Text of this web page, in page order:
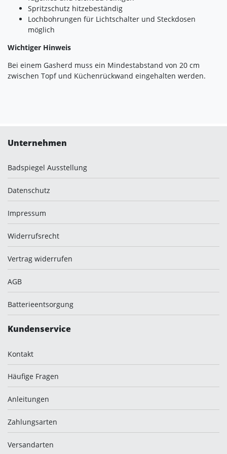
Spritzschutz hitzebeständig
Lochbohrungen für Lichtschalter und Steckdosen
möglich
Wichtiger Hinweis
Bei einem Gasherd muss ein Mindestabstand von 20 cm
zwischen Topf und Küchenrückwand eingehalten werden.
Unternehmen
Badspiegel Ausstellung
Datenschutz
Impressum
Widerrufsrecht
Vertrag widerrufen
AGB
Batterieentsorgung
Kundenservice
Kontakt
Häufige Fragen
Anleitungen
Zahlungsarten
Versandarten